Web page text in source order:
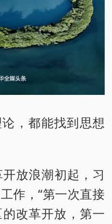
，都能找到思想
放浪潮初起，习
作，“第一次直接
改革开放，第一